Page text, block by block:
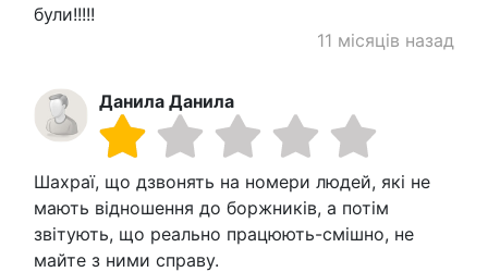
були!!!!!
11 місяців назад
Данила Данила
Шахраї, що дзвонять на номери людей, які не
мають відношення до боржників, а потім
звітують, що реально працюють-смішно, не
майте з ними справу.